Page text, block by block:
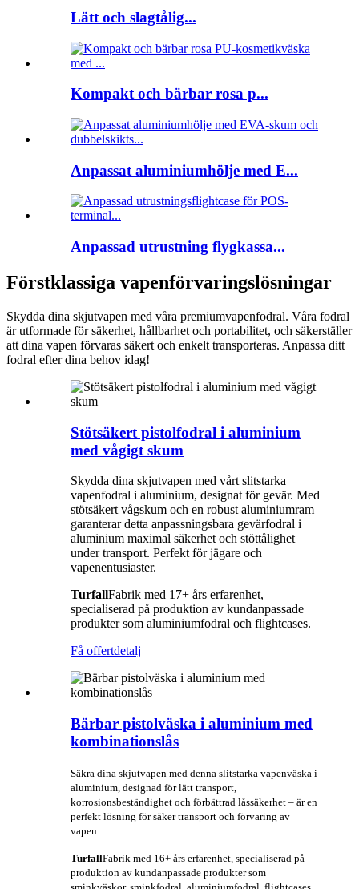
Lätt och slagtålig...
Kompakt och bärbar rosa p...
Anpassat aluminiumhölje med E...
Anpassad utrustning flygkassa...
Förstklassiga vapenförvaringslösningar
Skydda dina skjutvapen med våra premiumvapenfodral. Våra fodral
är utformade för säkerhet, hållbarhet och portabilitet, och säkerställer
att dina vapen förvaras säkert och enkelt transporteras. Anpassa ditt
fodral efter dina behov idag!
Stötsäkert pistolfodral i aluminium
med vågigt skum
Skydda dina skjutvapen med vårt slitstarka
vapenfodral i aluminium, designat för gevär. Med
stötsäkert vågskum och en robust aluminiumram
garanterar detta anpassningsbara gevärfodral i
aluminium maximal säkerhet och stöttålighet
under transport. Perfekt för jägare och
vapenentusiaster.
TurfallFabrik med 17+ års erfarenhet,
specialiserad på produktion av kundanpassade
produkter som aluminiumfodral och flightcases.
Få offertdetalj
Bärbar pistolväska i aluminium med
kombinationslås
Säkra dina skjutvapen med denna slitstarka vapenväska i
aluminium, designad för lätt transport,
korrosionsbeständighet och förbättrad låssäkerhet – är en
perfekt lösning för säker transport och förvaring av
vapen.
TurfallFabrik med 16+ års erfarenhet, specialiserad på
produktion av kundanpassade produkter som